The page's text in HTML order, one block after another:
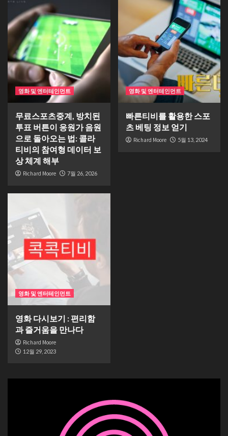
영화 및 엔터테인먼트
무료스포츠중계, 방치된
투표 버튼이 응원가 음원
으로 돌아오는 법: 콜라
티비의 참여형 데이터 보
상 체계 해부
Richard Moore 7월 26, 2026
영화 및 엔터테인먼트
빠른티비를 활용한 스포
츠 베팅 정보 얻기
Richard Moore 5월 13, 2024
영화 및 엔터테인먼트
영화 다시보기 : 편리함
과 즐거움을 만나다
Richard Moore
12월 29, 2023